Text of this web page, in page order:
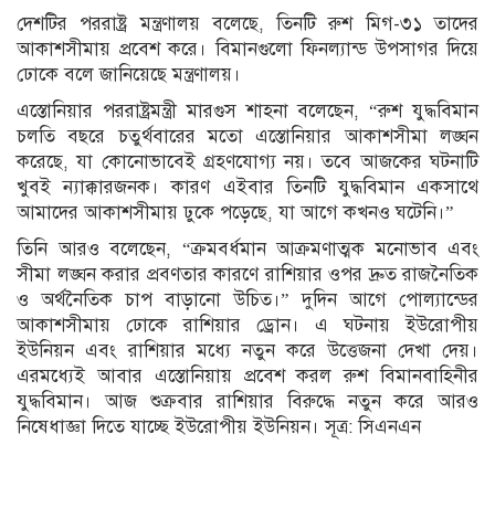
দেশটির পররাষ্ট্র মন্ত্রণালয় বলেছে, তিনটি রুশ মিগ-৩১ তাদের
আকাশসীমায় প্রবেশ করে। বিমানগুলো ফিনল্যান্ড উপসাগর দিয়ে
ঢোকে বলে জানিয়েছে মন্ত্রণালয়।
এস্তোনিয়ার পররাষ্ট্রমন্ত্রী মারগুস শাহনা বলেছেন, “‍‍রুশ যুদ্ধবিমান
চলতি বছরে চতুর্থবারের মতো এস্তোনিয়ার আকাশসীমা লঙ্ঘন
করেছে, যা কোনোভাবেই গ্রহণযোগ্য নয়। তবে আজকের ঘটনাটি
খুবই ন্যাক্কারজনক। কারণ এইবার তিনটি যুদ্ধবিমান একসাথে
আমাদের আকাশসীমায় ঢুকে পড়েছে, যা আগে কখনও ঘটেনি।”
তিনি আরও বলেছেন, “ক্রমবর্ধমান আক্রমণাত্মক মনোভাব এবং
সীমা লঙ্ঘন করার প্রবণতার কারণে রাশিয়ার ওপর দ্রুত রাজনৈতিক
ও অর্থনৈতিক চাপ বাড়ানো উচিত।” দুদিন আগে পোল্যান্ডের
আকাশসীমায় ঢোকে রাশিয়ার ড্রোন। এ ঘটনায় ইউরোপীয়
ইউনিয়ন এবং রাশিয়ার মধ্যে নতুন করে উত্তেজনা দেখা দেয়।
এরমধ্যেই আবার এস্তোনিয়ায় প্রবেশ করল রুশ বিমানবাহিনীর
যুদ্ধবিমান। আজ শুক্রবার রাশিয়ার বিরুদ্ধে নতুন করে আরও
নিষেধাজ্ঞা দিতে যাচ্ছে ইউরোপীয় ইউনিয়ন। সূত্র: সিএনএন